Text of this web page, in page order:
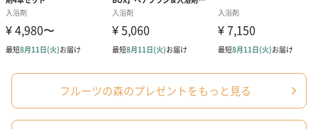
●天然塩のため、まれに不溶物が混入する場合がありま
すが、品質に問題はありません。
●製品の性質上、時間の経過とともに色味が変わる場合
がありますが、品質に問題はありません。また、保管
品質に問題はありません。
●高温多湿、直射日光を避け、乳幼児の手の届かないと
フルーツの森のプレゼントをもっと見る